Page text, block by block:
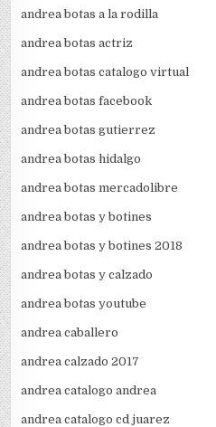
andrea botas a la rodilla
andrea botas actriz
andrea botas catalogo virtual
andrea botas facebook
andrea botas gutierrez
andrea botas hidalgo
andrea botas mercadolibre
andrea botas y botines
andrea botas y botines 2018
andrea botas y calzado
andrea botas youtube
andrea caballero
andrea calzado 2017
andrea catalogo andrea
andrea catalogo cd juarez